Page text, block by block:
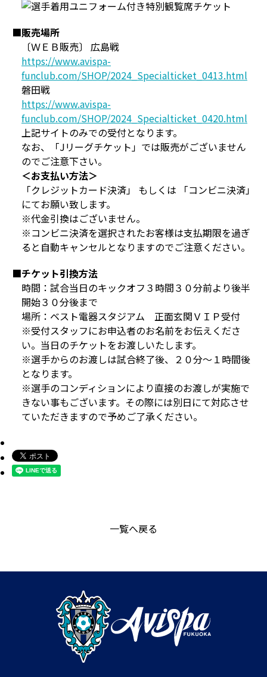
■販売場所
〔ＷＥＢ販売〕 広島戦
https://www.avispa-
funclub.com/SHOP/2024_Specialticket_0413.html
磐田戦
https://www.avispa-
funclub.com/SHOP/2024_Specialticket_0420.html
上記サイトのみでの受付となります。
なお、「Jリーグチケット」では販売がございません
のでご注意下さい。
＜お支払い方法＞
「クレジットカード決済」 もしくは 「コンビニ決済」
にてお願い致します。
※代金引換はございません。
※コンビニ決済を選択されたお客様は支払期限を過ぎ
ると自動キャンセルとなりますのでご注意ください。
■チケット引換方法
時間：試合当日のキックオフ３時間３０分前より後半
開始３０分後まで
場所：ベスト電器スタジアム 正面玄関ＶＩＰ受付
※受付スタッフにお申込者のお名前をお伝えくださ
い。当日のチケットをお渡しいたします。
※選手からのお渡しは試合終了後、２０分～１時間後
となります。
※選手のコンディションにより直接のお渡しが実施で
きない事もございます。その際には別日にて対応させ
ていただきますので予めご了承ください。
一覧へ戻る